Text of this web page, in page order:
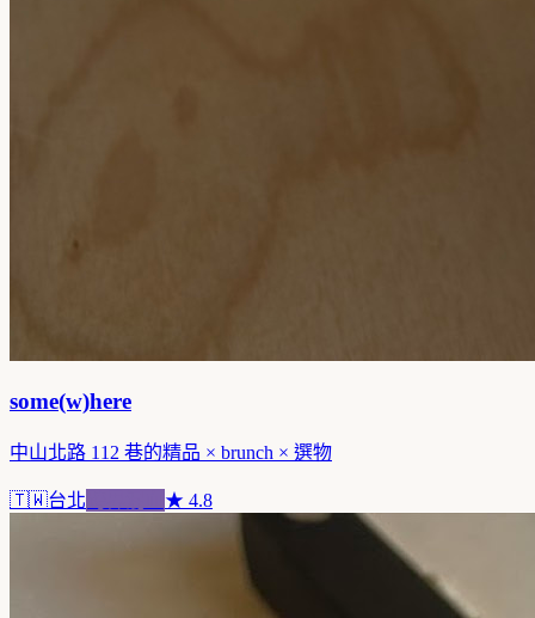
some(w)here
中山北路 112 巷的精品 × brunch × 選物
🇹🇼台北 ★ 4.8